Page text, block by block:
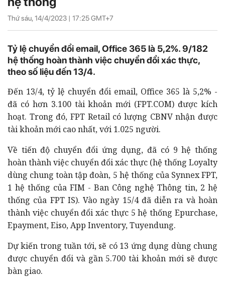
Thứ sáu, 14/4/2023 | 17:25GMT+7
Tỷ lệ chuyển đổi email, Office 365 là 5,2%. 9/182
hệ thống hoàn thành việc chuyển đổi xác thực,
theo số liệu đến 13/4.
Đến 13/4, tỷ lệ chuyển đổi email, Office 365 là 5,2% -
đã có hơn 3.100 tài khoản mới (FPT.COM) được kích
hoạt. Trong đó, FPT Retail có lượng CBNV nhận được
tài khoản mới cao nhất, với 1.025 người.
Về tiến độ chuyển đổi ứng dụng​, đã có 9 hệ thống
hoàn thành việc chuyển đổi xác thực (hệ thống Loyalty
dùng chung toàn tập đoàn, 5 hệ thống của Synnex FPT,
1 hệ thống của FIM - Ban Công nghệ Thông tin, 2 hệ
thống của FPT IS). Vào ngày 15/4 đã diễn ra và hoàn
thành việc chuyển đổi xác thực 5 hệ thống Epurchase,
Epayment, Eiso, App Inventory, Tuyendung​.
Dự kiến trong tuần tới, sẽ có 13 ứng dụng dùng chung
được chuyển đổi và gần 5.700 tài khoản mới sẽ được
bàn giao.